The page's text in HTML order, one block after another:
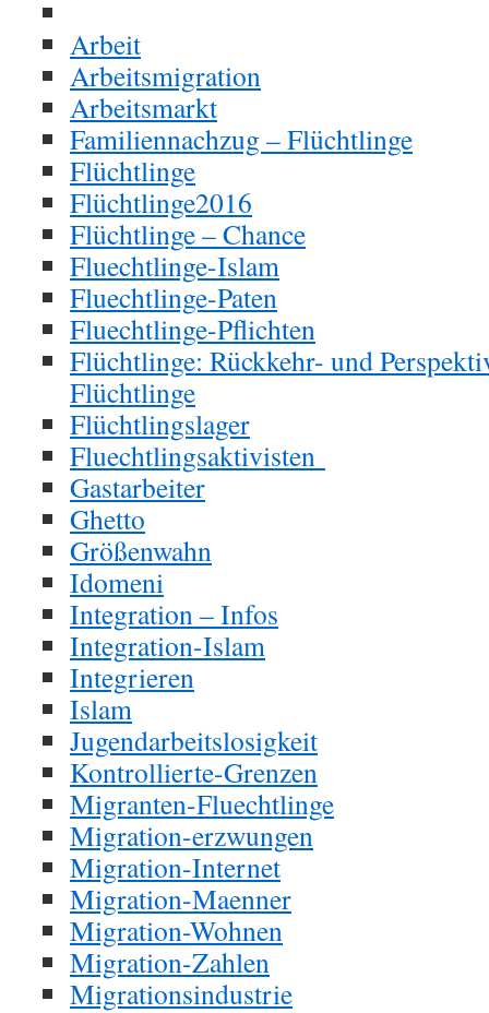
Arbeit
Arbeitsmigration
Arbeitsmarkt
Familiennachzug – Flüchtlinge
Flüchtlinge
Flüchtlinge2016
Flüchtlinge – Chance
Fluechtlinge-Islam
Fluechtlinge-Paten
Fluechtlinge-Pflichten
Flüchtlinge: Rückkehr- und
Flüchtlinge
Flüchtlingslager
Fluechtlingsaktivisten
Gastarbeiter
Ghetto
Größenwahn
Idomeni
Integration – Infos
Integration-Islam
Integrieren
Islam
Jugendarbeitslosigkeit
Kontrollierte-Grenzen
Migranten-Fluechtlinge
Migration-erzwungen
Migration-Internet
Migration-Maenner
Migration-Wohnen
Migration-Zahlen
Migrationsindustrie